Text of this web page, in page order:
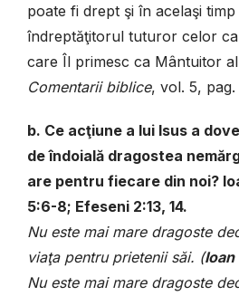
poate fi drept şi în acelaşi
îndreptăţitorul tuturor celor
care Îl primesc ca Mântuitor
Comentarii biblice, vol. 5, pag.
b. Ce acţiune a lui Isus a
de îndoială dragostea
are pentru fiecare din noi?
5:6-8; Efeseni 2:13, 14.
Nu este mai mare dragoste
viaţa pentru prietenii săi. (Ioan
Nu este mai mare dragoste